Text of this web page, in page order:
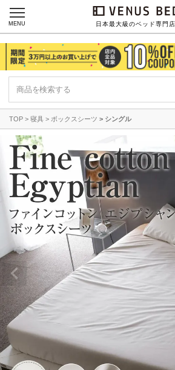
日本最大級のベッド専門店
MENU
TOP 寝具 ボックスシーツ シングル